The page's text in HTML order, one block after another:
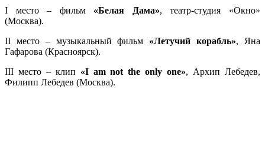
I место – фильм «Белая Дама», театр-студия «Окно»
(Москва).
II место – музыкальный фильм «Летучий корабль», Яна
Гафарова (Красноярск).
III место – клип «I аm not the only one», Архип Лебедев,
Филипп Лебедев (Москва).